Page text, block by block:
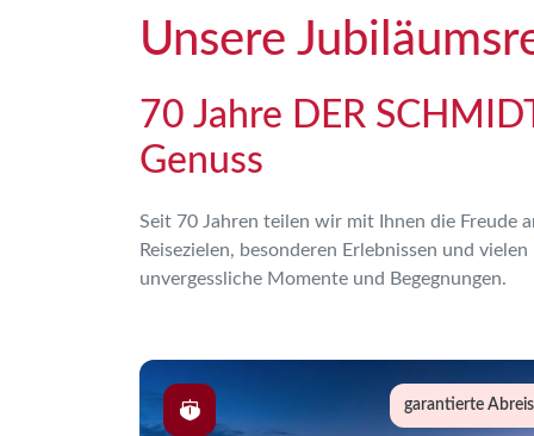
Unsere
70 Jahre DER
Genuss
Seit 70 Jahren teilen wir mit Ihnen die Freude
Reisezielen, besonderen Erlebnissen und
unvergessliche Momente und Begegnungen.
garantierte